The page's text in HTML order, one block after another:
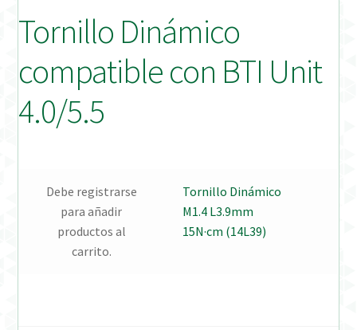
Mi cuenta
On-line Store
Productos Favoritos
Verification Required
Welcome to DELTA Abutments | Tienda Online!
Tornillo Dinámico
compatible con BTI Unit
4.0/5.5
Debe registrarse
para añadir
productos al
carrito.
Tornillo Dinámico
M1.4 L3.9mm
15N·cm (14L39)